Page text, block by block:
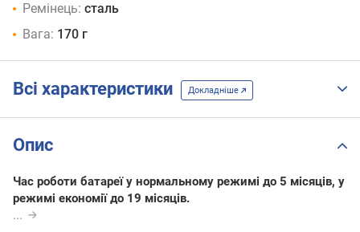
Ремінець: сталь
Вага: 170 г
Всі характеристики Докладніше
Опис
Час роботи батареї у нормальному режимі до 5 місяців, у
режимі економії до 19 місяців.
...